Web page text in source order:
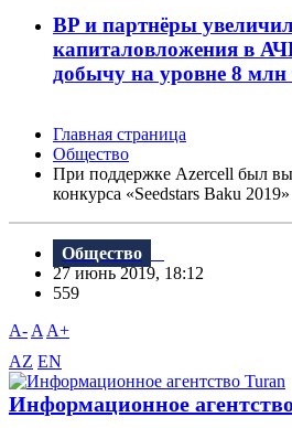
BP и партнёры
капиталовложения в
добычу на уровне 8 млн
Главная страница
Общество
При поддержке Azercell был
конкурса «Seedstars Baku 2019»
Общество
27 июнь 2019, 18:12
559
A- A A+
AZ EN
Информационное